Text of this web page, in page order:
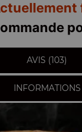
AVIS (103)
INFORMATIONS